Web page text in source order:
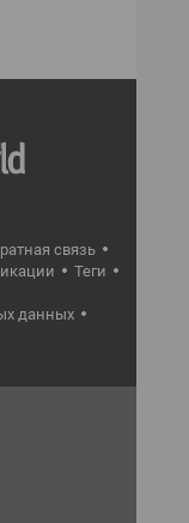
связь
Теги
данных